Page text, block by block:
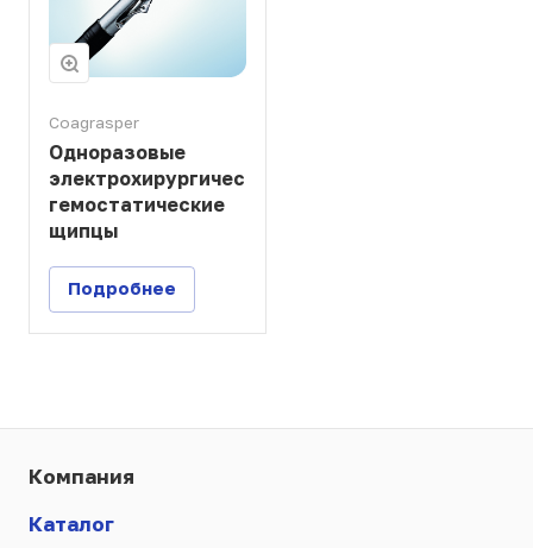
Coagrasper
Одноразовые
электрохирургические
гемостатические
щипцы
Подробнее
Компания
Каталог